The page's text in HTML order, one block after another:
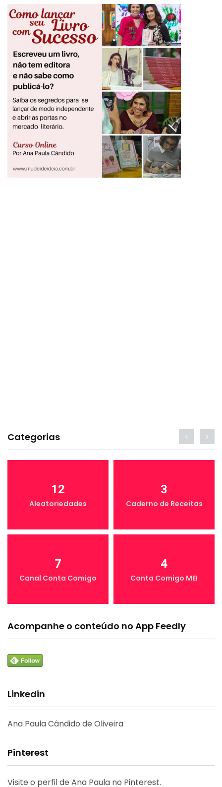
Categorias
12
Aleatoriedades
3
Caderno de Receitas
7
Canal Conta Comigo
4
Conta Comigo MEI
Acompanhe o conteúdo no App Feedly
Linkedin
Ana Paula Cândido de Oliveira
Pinterest
Visite o perfil de Ana Paula no Pinterest.